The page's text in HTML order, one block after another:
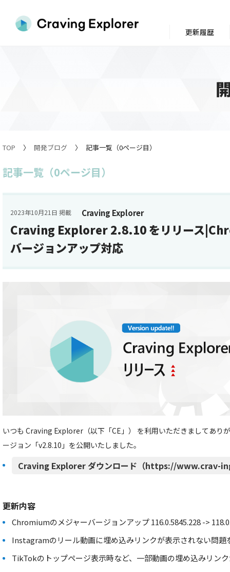
TOP 開発ブログ 記事一覧（0ページ目）
記事一覧（0ページ目）
Craving Explorer
2023年10月21日 掲載
Craving Explorer 2.8.10 をリリース
バージョンアップ対応
いつも Craving Explorer（以下「CE」） を利用いただきましてあり
ージョン「v2.8.10」を公開いたしました。
Craving Explorer ダウンロード（https://www.crav-
更新内容
Chromiumのメジャーバージョンアップ 116.0.5845.228 ->
Instagramのリール動画に埋め込みリンクが表示されない問題
TikTokのトップページ表示時など、一部動画の埋め込みリン
更新履歴